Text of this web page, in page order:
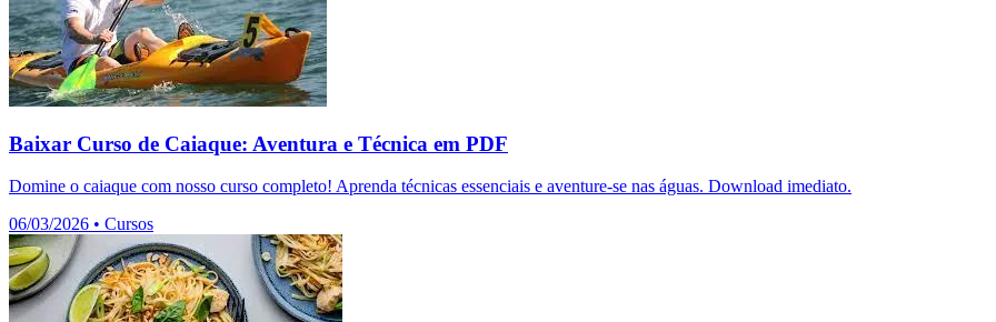
Baixar Curso de Caiaque: Aventura e Técnica em PDF
Domine o caiaque com nosso curso completo! Aprenda técnicas essenciais e aventure-se nas águas. Download imediato.
06/03/2026 • Cursos